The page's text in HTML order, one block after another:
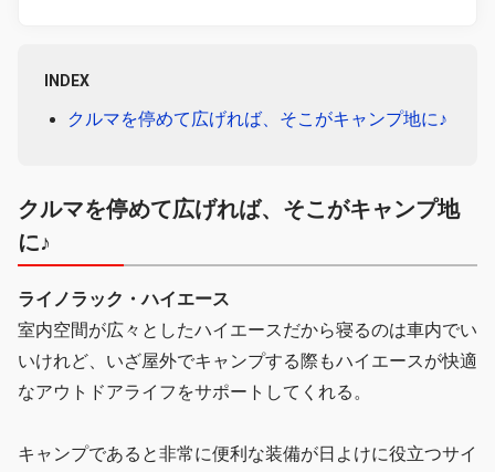
INDEX
クルマを停めて広げれば、そこがキャンプ地に♪
クルマを停めて広げれば、そこがキャンプ地
に♪
ライノラック・ハイエース
室内空間が広々としたハイエースだから寝るのは車内でい
いけれど、いざ屋外でキャンプする際もハイエースが快適
なアウトドアライフをサポートしてくれる。
キャンプであると非常に便利な装備が日よけに役立つサイ